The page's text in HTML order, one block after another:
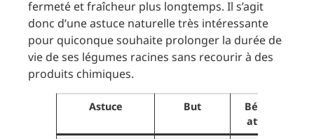
fermeté et fraîcheur plus longtemps. Il s’agit
donc d’une astuce naturelle très intéressante
pour quiconque souhaite prolonger la durée de
vie de ses légumes racines sans recourir à des
produits chimiques.
Astuce But
Bénéfice
attendu